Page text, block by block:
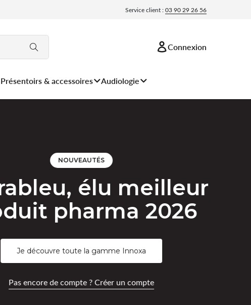
Service client :03 90 29 26 56
Connexion
Présentoirs & accessoires Audiologie
NOUVEAUTÉS
élu meilleur
pharma 2026
Je découvre toute la gamme Innoxa
Pas encore de compte ? Créer un compte